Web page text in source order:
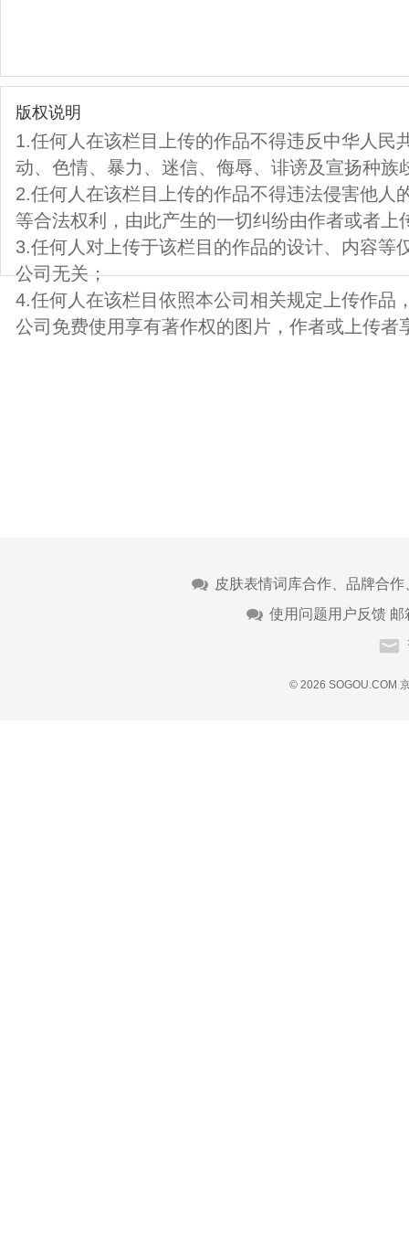
版权说明
1.任何人在该栏目上传的作品不得违反中华人民
动、色情、暴力、迷信、侮辱、诽谤及宣扬种族
2.任何人在该栏目上传的作品不得违法侵害他人
等合法权利，由此产生的一切纠纷由作者或者上
3.任何人对上传于该栏目的作品的设计、内容等
公司无关；
4.任何人在该栏目依照本公司相关规定上传作品
公司免费使用享有著作权的图片，作者或上传者
皮肤表情词库合作、品牌合
使用问题用户反馈 邮
© 2026 SOGOU.COM